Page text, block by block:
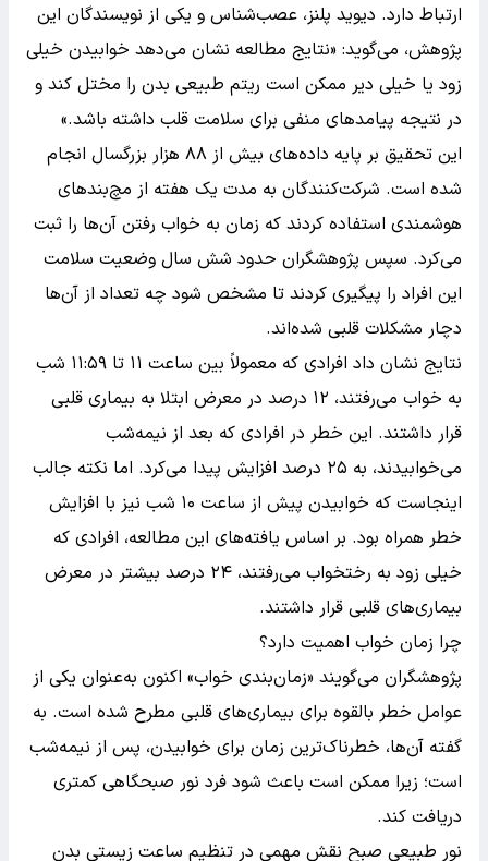
ارتباط دارد. دیوید پلنز، عصب‌شناس و یکی از نویسندگان این
پژوهش، می‌گوید: «نتایج مطالعه نشان می‌دهد خوابیدن خیلی
زود یا خیلی دیر ممکن است ریتم طبیعی بدن را مختل کند و
در نتیجه پیامدهای منفی برای سلامت قلب داشته باشد.»
این تحقیق بر پایه داده‌های بیش از ۸۸ هزار بزرگسال انجام
شده است. شرکت‌کنندگان به مدت یک هفته از مچ‌بندهای
هوشمندی استفاده کردند که زمان به خواب رفتن آن‌ها را ثبت
می‌کرد. سپس پژوهشگران حدود شش سال وضعیت سلامت
این افراد را پیگیری کردند تا مشخص شود چه تعداد از آن‌ها
دچار مشکلات قلبی شده‌اند.
نتایج نشان داد افرادی که معمولاً بین ساعت ۱۱ تا ۱۱:۵۹ شب
به خواب می‌رفتند، ۱۲ درصد در معرض ابتلا به بیماری قلبی
قرار داشتند. این خطر در افرادی که بعد از نیمه‌شب
می‌خوابیدند، به ۲۵ درصد افزایش پیدا می‌کرد. اما نکته جالب
اینجاست که خوابیدن پیش از ساعت ۱۰ شب نیز با افزایش
خطر همراه بود. بر اساس یافته‌های این مطالعه، افرادی که
خیلی زود به رختخواب می‌رفتند، ۲۴ درصد بیشتر در معرض
بیماری‌های قلبی قرار داشتند.
چرا زمان خواب اهمیت دارد؟
پژوهشگران می‌گویند «زمان‌بندی خواب» اکنون به‌عنوان یکی از
عوامل خطر بالقوه برای بیماری‌های قلبی مطرح شده است. به
گفته آن‌ها، خطرناک‌ترین زمان برای خوابیدن، پس از نیمه‌شب
است؛ زیرا ممکن است باعث شود فرد نور صبحگاهی کمتری
دریافت کند.
نور طبیعی صبح نقش مهمی در تنظیم ساعت زیستی بدن